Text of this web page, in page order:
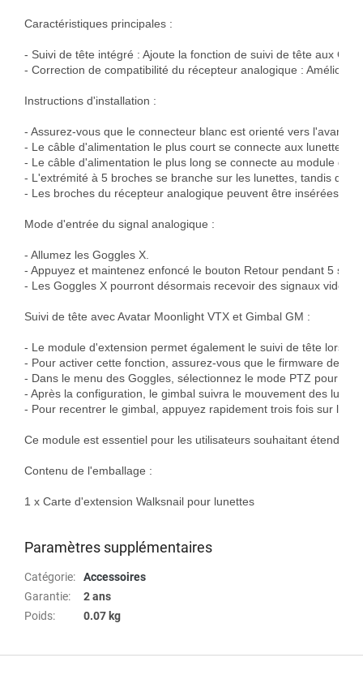
Caractéristiques principales :
- Suivi de tête intégré : Ajoute la fonction de suivi de tête aux
- Correction de compatibilité du récepteur analogique : Améliore
Instructions d'installation :
- Assurez-vous que le connecteur blanc est orienté vers l'avant
- Le câble d'alimentation le plus court se connecte aux lunettes.
- Le câble d'alimentation le plus long se connecte au module
- L'extrémité à 5 broches se branche sur les lunettes, tandis que
- Les broches du récepteur analogique peuvent être insérées
Mode d'entrée du signal analogique :
- Allumez les Goggles X.
- Appuyez et maintenez enfoncé le bouton Retour pendant 5
- Les Goggles X pourront désormais recevoir des signaux vidéo
Suivi de tête avec Avatar Moonlight VTX et Gimbal GM :
- Le module d'extension permet également le suivi de tête
- Pour activer cette fonction, assurez-vous que le firmware de
- Dans le menu des Goggles, sélectionnez le mode PTZ pour
- Après la configuration, le gimbal suivra le mouvement des
- Pour recentrer le gimbal, appuyez rapidement trois fois sur le
Ce module est essentiel pour les utilisateurs souhaitant étendre
Contenu de l'emballage :
1 x Carte d'extension Walksnail pour lunettes
Paramètres supplémentaires
Catégorie:
Accessoires
Garantie:
2 ans
Poids: 0.07 kg